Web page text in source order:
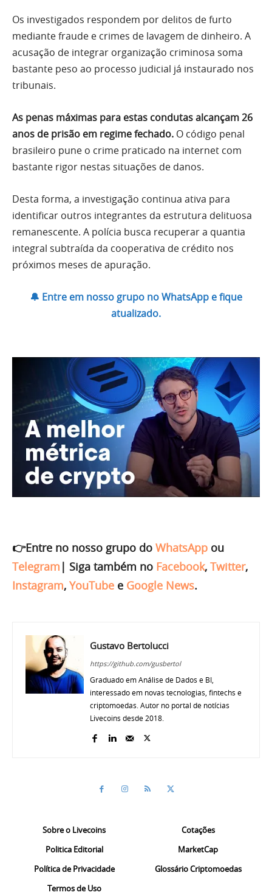
Os investigados respondem por delitos de furto
mediante fraude e crimes de lavagem de dinheiro. A
acusação de integrar organização criminosa soma
bastante peso ao processo judicial já instaurado nos
tribunais.
As penas máximas para estas condutas alcançam 26
anos de prisão em regime fechado. O código penal
brasileiro pune o crime praticado na internet com
bastante rigor nestas situações de danos.
Desta forma, a investigação continua ativa para
identificar outros integrantes da estrutura delituosa
remanescente. A polícia busca recuperar a quantia
integral subtraída da cooperativa de crédito nos
próximos meses de apuração.
🔔 Entre em nosso grupo no WhatsApp e fique
atualizado.
👉Entre no nosso grupo do WhatsApp ou
Telegram | Siga também no Facebook, Twitter,
Instagram, YouTube e Google News.
Gustavo Bertolucci
https://github.com/gusbertol
Graduado em Análise de Dados e BI,
interessado em novas tecnologias, fintechs e
criptomoedas. Autor no portal de notícias
Livecoins desde 2018.
Sobre o Livecoins
Politica Editorial
Política de Privacidade
Termos de Uso
Cotações
MarketCap
Glossário Criptomoedas